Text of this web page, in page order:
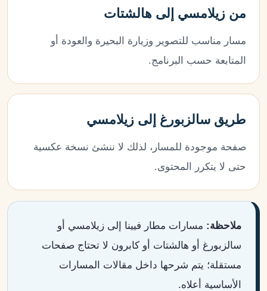
من زيلامسي إلى هالشتات
مسار مناسب للتصوير وزيارة البحيرة والعودة أو
المتابعة حسب البرنامج.
طريق سالزبورغ إلى زيلامسي
صفحة موجودة للمسار، لذلك لا ننشئ نسخة عكسية
حتى لا يتكرر المحتوى.
ملاحظة: مسارات مطار فيينا إلى زيلامسي أو
سالزبورغ أو هالشتات أو كابرون لا تحتاج صفحات
مستقلة؛ يتم شرحها داخل مقالات المسارات
الأساسية أعلاه.